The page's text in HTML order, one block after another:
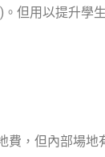
但用以提升學
，但內部場